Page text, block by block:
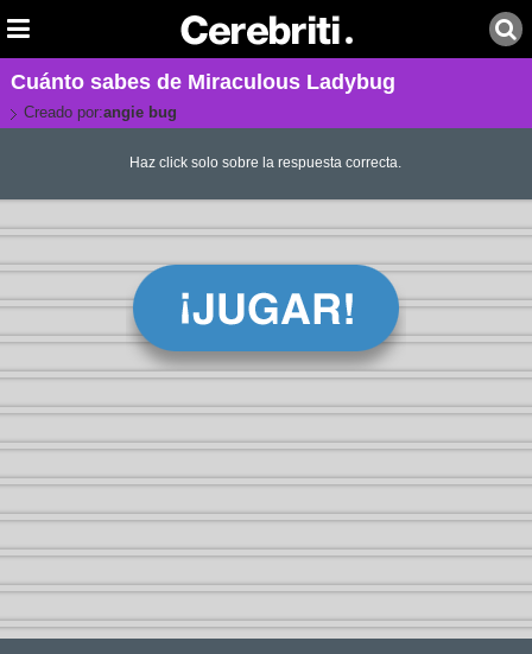
Cuánto sabes de Miraculous Ladybug
Creado por:angie bug
Haz click solo sobre la respuesta correcta.